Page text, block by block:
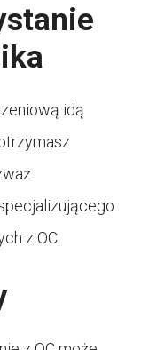
idą
z OC.